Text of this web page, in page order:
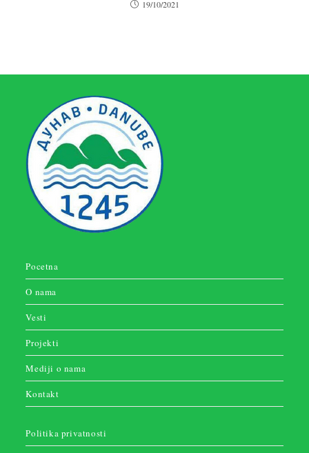
19/10/2021
Pocetna
O nama
Vesti
Projekti
Mediji o nama
Kontakt
Politika privatnosti